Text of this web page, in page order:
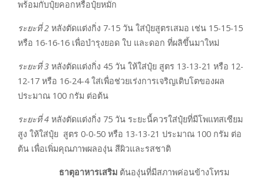
พร้อมกับปุ๋ยคอกหรือปุ๋ยหมัก
ระยะที่2 หลังตัดแต่งกิ่ง 7-15 วัน ใส่ปุ๋ยสูตรเสมอ เช่น 15-15-15
หรือ 16-16-16 เพื่อบำรุงยอด ใบ และดอก ที่ผลิขึ้นมาใหม่
ระยะที่3 หลังตัดแต่งกิ่ง 45 วัน ให้ใส่ปุ๋ย สูตร 13-13-21 หรือ 12-
12-17 หรือ 16-24-4 ใส่เพื่อช่วยเร่งการเจริญเติบโตของผล
ประมาณ 100 กรัม ต่อต้น
ระยะที่4 หลังตัดแต่งกิ่ง 75 วัน ระยะนี้ควรใส่ปุ๋ยที่มีโพแทสเซียม
สูง ให้ใส่ปุ๋ย สูตร 0-0-50 หรือ 13-13-21 ประมาณ 100 กรัม ต่อ
ต้น เพื่อเพิ่มคุณภาพผลองุ่น สีผิวและรสชาติ
ธาตุอาหารเสริม ต้นองุ่นที่มีสภาพค่อนข้างโทรม